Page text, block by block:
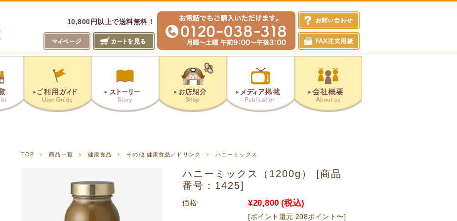
10,800円以上で送料無料！
TOP 商品一覧 健康食品 その他 健康食品／ドリンク ハニーミックス
ハニーミックス（1200g） [商品
番号：1425]
価格: ¥20,800 (税込)
[ポイント還元 208ポイント〜]